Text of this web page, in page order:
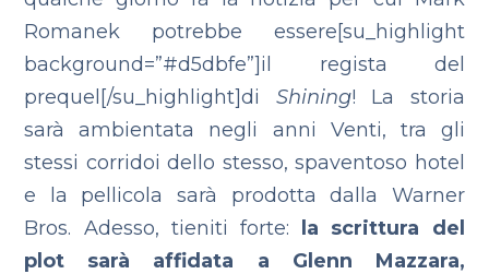
Romanek potrebbe essere[su_highlight
background=”#d5dbfe”]il regista del
prequel[/su_highlight]di Shining! La storia
sarà ambientata negli anni Venti, tra gli
stessi corridoi dello stesso, spaventoso hotel
e la pellicola sarà prodotta dalla Warner
Bros. Adesso, tieniti forte: la scrittura del
plot sarà affidata a Glenn Mazzara,